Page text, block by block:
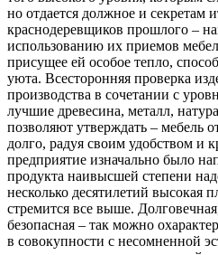
но отдается должное и секретам
краснодеревщиков прошлого –
использованию их приемов
присущее ей особое тепло,
уюта. Всесторонняя проверка
производства в сочетании с
лучшие древесина, металл,
позволяют утверждать – мебель
долго, радуя своим удобством и
предприятие изначально было
продукта наивысшей степени
несколько десятилетий высокая
стремится все выше.
безопасная – так можно
в совокупности с несомненной